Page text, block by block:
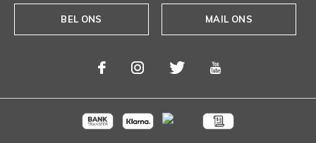
BEL ONS MAIL ONS